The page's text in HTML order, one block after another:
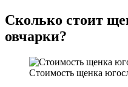
Сколько стоит
овчарки?
Стоимость щенка